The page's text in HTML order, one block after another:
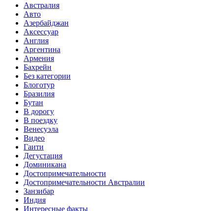
Австралия
Авто
Азербайджан
Аксессуар
Англия
Аргентина
Армения
Бахрейн
Без категории
Блоготур
Бразилия
Бутан
В дорогу
В поездку
Венесуэла
Видео
Гаити
Дегустация
Доминикана
Достопримечательности
Достопримечательности Австралии
Занзибар
Индия
Интересные факты